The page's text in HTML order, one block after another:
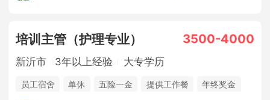
培训主管（护理专业） 3500-4000
新沂市 3年以上经验 大专学历
员工宿舍 单休 五险一金 提供工作餐 年终奖金